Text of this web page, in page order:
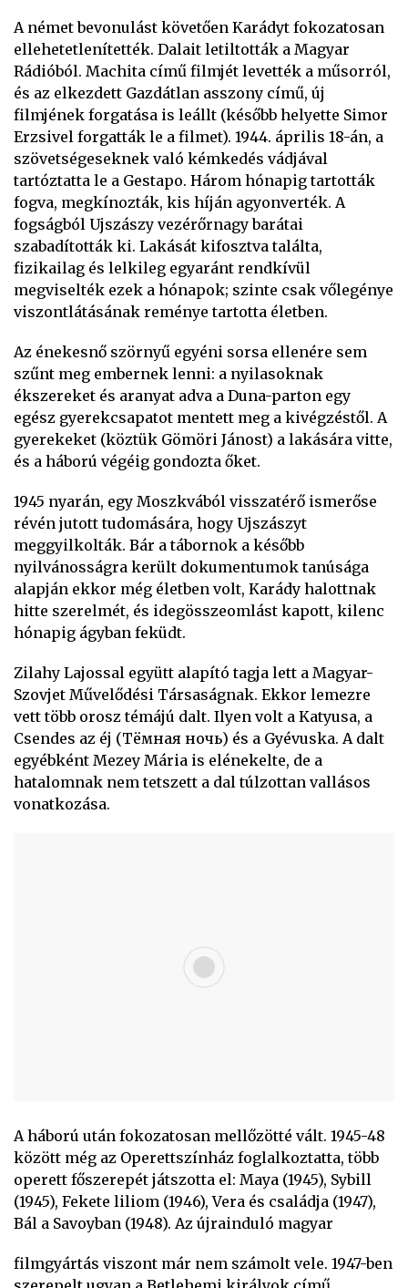
A német bevonulást követően Karádyt fokozatosan
ellehetetlenítették. Dalait letiltották a Magyar
Rádióból. Machita című filmjét levették a műsorról,
és az elkezdett Gazdátlan asszony című, új
filmjének forgatása is leállt (később helyette Simor
Erzsivel forgatták le a filmet). 1944. április 18-án, a
szövetségeseknek való kémkedés vádjával
tartóztatta le a Gestapo. Három hónapig tartották
fogva, megkínozták, kis híján agyonverték. A
fogságból Ujszászy vezérőrnagy barátai
szabadították ki. Lakását kifosztva találta,
fizikailag és lelkileg egyaránt rendkívül
megviselték ezek a hónapok; szinte csak vőlegénye
viszontlátásának reménye tartotta életben.
Az énekesnő szörnyű egyéni sorsa ellenére sem
szűnt meg embernek lenni: a nyilasoknak
ékszereket és aranyat adva a Duna-parton egy
egész gyerekcsapatot mentett meg a kivégzéstől. A
gyerekeket (köztük Gömöri Jánost) a lakására vitte,
és a háború végéig gondozta őket.
1945 nyarán, egy Moszkvából visszatérő ismerőse
révén jutott tudomására, hogy Ujszászyt
meggyilkolták. Bár a tábornok a később
nyilvánosságra került dokumentumok tanúsága
alapján ekkor még életben volt, Karády halottnak
hitte szerelmét, és idegösszeomlást kapott, kilenc
hónapig ágyban feküdt.
Zilahy Lajossal együtt alapító tagja lett a Magyar-
Szovjet Művelődési Társaságnak. Ekkor lemezre
vett több orosz témájú dalt. Ilyen volt a Katyusa, a
Csendes az éj (Тёмная ночь) és a Gyévuska. A dalt
egyébként Mezey Mária is elénekelte, de a
hatalomnak nem tetszett a dal túlzottan vallásos
vonatkozása.
A háború után fokozatosan mellőzötté vált. 1945-48
között még az Operettszínház foglalkoztatta, több
operett főszerepét játszotta el: Maya (1945), Sybill
(1945), Fekete liliom (1946), Vera és családja (1947),
Bál a Savoyban (1948). Az újrainduló magyar
filmgyártás viszont már nem számolt vele. 1947-ben